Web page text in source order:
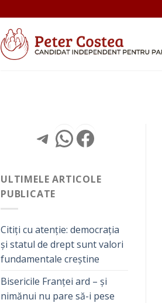
Telegram
WhatsApp
ULTIMELE ARTICOLE
PUBLICATE
Citiți cu atenție: democrația
și statul de drept sunt valori
fundamentale creștine
Bisericile Franței ard – și
nimănui nu pare să-i pese